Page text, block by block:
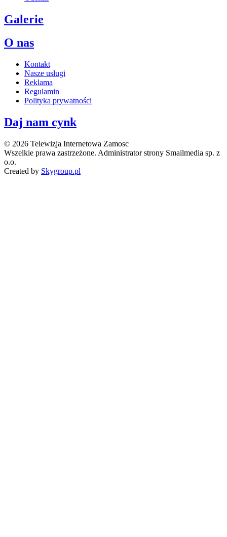
Galerie
O nas
Kontakt
Nasze usługi
Reklama
Regulamin
Polityka prywatności
Daj nam cynk
© 2026 Telewizja Internetowa Zamosc
Wszelkie prawa zastrzeżone. Administrator strony Smailmedia sp. z
o.o.
Created by Skygroup.pl